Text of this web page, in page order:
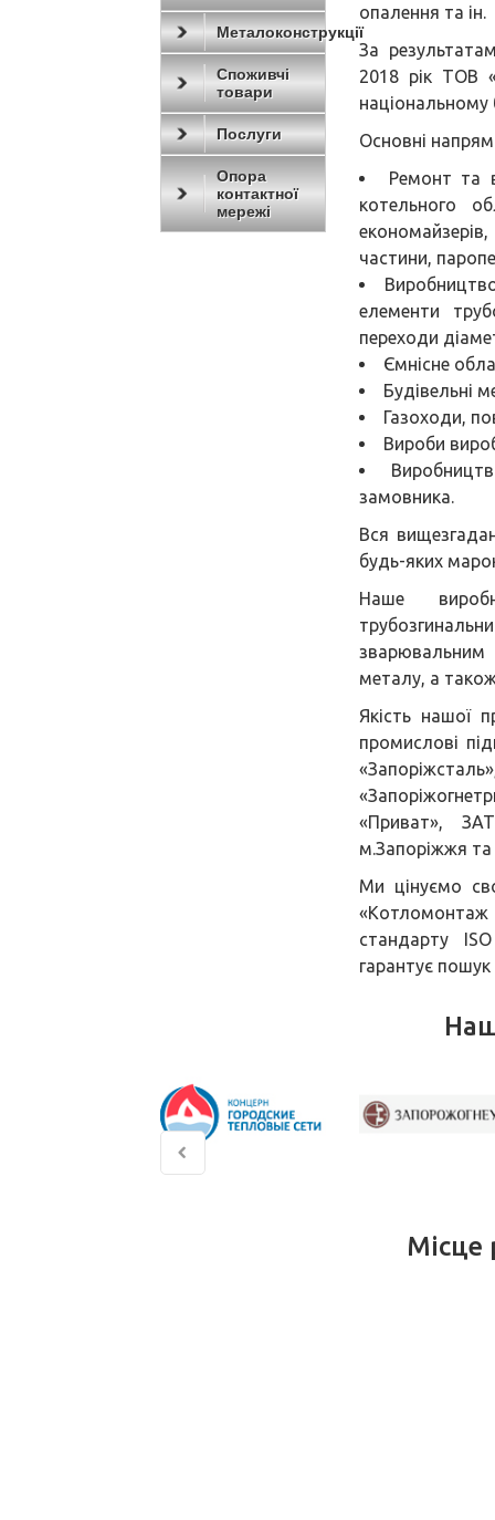
Металоконструкції
Споживчі
товари
Послуги
Опора
контактної
мережі
опалення та ін.
За
2018 рік ТОВ
національному
Основні
Ремонт та
котельного
частини,
елементи
переходи
Ємнісне
Будівельні
Газоходи,
Вироби
замовника.
Вся
будь-яких
Наше
зварювальним
металу, а
Якість нашої
промислові
«Приват»,
м.Запоріжжя та
Ми цінуємо
«Котломонтаж
стандарту
гарантує
Місце